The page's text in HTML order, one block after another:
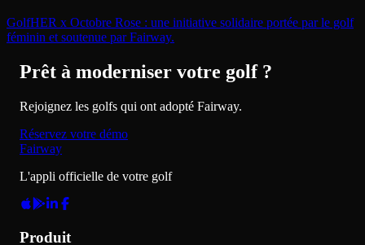
GolfHER x Octobre Rose : une initiative solidaire portée par le golf
féminin et soutenue par Fairway.
Prêt à moderniser votre golf ?
Rejoignez les golfs qui ont adopté Fairway.
Réservez votre démo
Fairway
L'appli officielle de votre golf
Produit